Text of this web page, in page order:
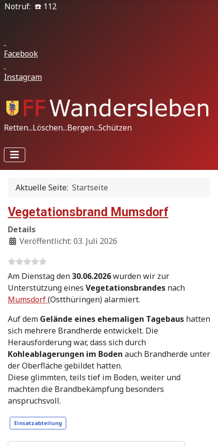
Notruf: ☎️ 112
Facebook
Instagram
Retten...Löschen...Bergen...Schützen
Aktuelle Seite: Startseite
Vegetationsbrand Mumsdorf
Details
Veröffentlicht: 03. Juli 2026
Am Dienstag den30.06.2026wurden wir zur
Unterstützung eines Vegetationsbrandes nach
Mumsdorf(Ostthüringen) alarmiert.
Auf dem Gelände eines ehemaligen Tagebaus hatten
sich mehrere Brandherde entwickelt. Die
Herausforderung war, dass sich durch
Kohleablagerungen im Boden auch Brandherde unter
der Oberfläche gebildet hatten.
Diese glimmten, teils tief im Boden, weiter und
machten die Brandbekämpfung besonders
anspruchsvoll.
Einsatzabteilung